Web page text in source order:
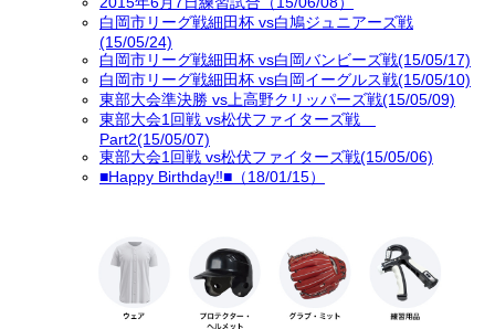
白岡市リーグ戦細田杯 vs白鳩ジュニアーズ戦
(15/05/24)
白岡市リーグ戦細田杯 vs白岡バンビーズ戦(15/05/17)
白岡市リーグ戦細田杯 vs白岡イーグルス戦(15/05/10)
東部大会準決勝 vs上高野クリッパーズ戦(15/05/09)
東部大会1回戦 vs松伏ファイターズ戦
Part2(15/05/07)
東部大会1回戦 vs松伏ファイターズ戦(15/05/06)
■Happy Birthday‼■（18/01/15）